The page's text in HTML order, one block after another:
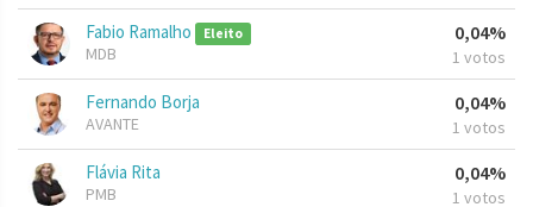
Fabio Ramalho Eleito
MDB
0,04%
1 votos
Fernando Borja
AVANTE
0,04%
1 votos
Flávia Rita
PMB
0,04%
1 votos